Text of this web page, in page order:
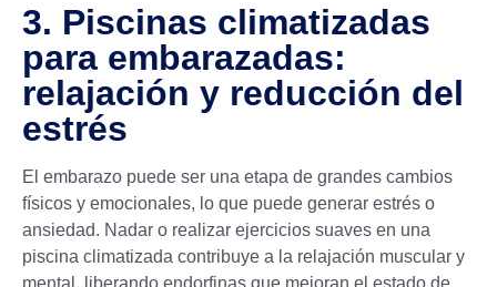
3. Piscinas climatizadas
para embarazadas:
relajación y reducción del
estrés
El embarazo puede ser una etapa de grandes cambios
físicos y emocionales, lo que puede generar estrés o
ansiedad. Nadar o realizar ejercicios suaves en una
piscina climatizada contribuye a la relajación muscular y
mental, liberando endorfinas que mejoran el estado de